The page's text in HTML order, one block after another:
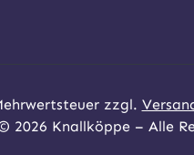
zzgl.
2026 Knallköppe – Alle